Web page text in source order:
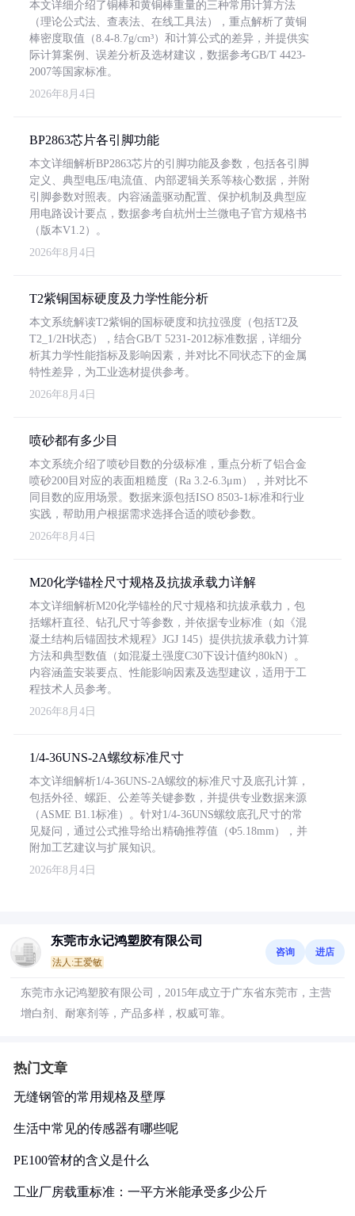
本文详细介绍了铜棒和黄铜棒重量的三种常用计算方法
（理论公式法、查表法、在线工具法），重点解析了黄铜
棒密度取值（8.4-8.7g/cm³）和计算公式的差异，并提供实
际计算案例、误差分析及选材建议，数据参考GB/T 4423-
2007等国家标准。
2026年8月4日
BP2863芯片各引脚功能
本文详细解析BP2863芯片的引脚功能及参数，包括各引脚
定义、典型电压/电流值、内部逻辑关系等核心数据，并附
引脚参数对照表。内容涵盖驱动配置、保护机制及典型应
用电路设计要点，数据参考自杭州士兰微电子官方规格书
（版本V1.2）。
2026年8月4日
T2紫铜国标硬度及力学性能分析
本文系统解读T2紫铜的国标硬度和抗拉强度（包括T2及
T2_1/2H状态），结合GB/T 5231-2012标准数据，详细分
析其力学性能指标及影响因素，并对比不同状态下的金属
特性差异，为工业选材提供参考。
2026年8月4日
喷砂都有多少目
本文系统介绍了喷砂目数的分级标准，重点分析了铝合金
喷砂200目对应的表面粗糙度（Ra 3.2-6.3μm），并对比不
同目数的应用场景。数据来源包括ISO 8503-1标准和行业
实践，帮助用户根据需求选择合适的喷砂参数。
2026年8月4日
M20化学锚栓尺寸规格及抗拔承载力详解
本文详细解析M20化学锚栓的尺寸规格和抗拔承载力，包
括螺杆直径、钻孔尺寸等参数，并依据专业标准（如《混
凝土结构后锚固技术规程》JGJ 145）提供抗拔承载力计算
方法和典型数值（如混凝土强度C30下设计值约80kN）。
内容涵盖安装要点、性能影响因素及选型建议，适用于工
程技术人员参考。
2026年8月4日
1/4-36UNS-2A螺纹标准尺寸
本文详细解析1/4-36UNS-2A螺纹的标准尺寸及底孔计算，
包括外径、螺距、公差等关键参数，并提供专业数据来源
（ASME B1.1标准）。针对1/4-36UNS螺纹底孔尺寸的常
见疑问，通过公式推导给出精确推荐值（Φ5.18mm），并
附加工艺建议与扩展知识。
2026年8月4日
东莞市永记鸿塑胶有限公司
法人:王爱敏
咨询 进店
东莞市永记鸿塑胶有限公司，2015年成立于广东省东莞市，主营
增白剂、耐寒剂等，产品多样，权威可靠。
热门文章
无缝钢管的常用规格及壁厚
生活中常见的传感器有哪些呢
PE100管材的含义是什么
工业厂房载重标准：一平方米能承受多少公斤